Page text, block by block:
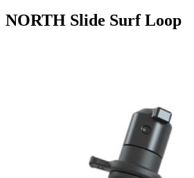
NORTH Slide Surf Loop